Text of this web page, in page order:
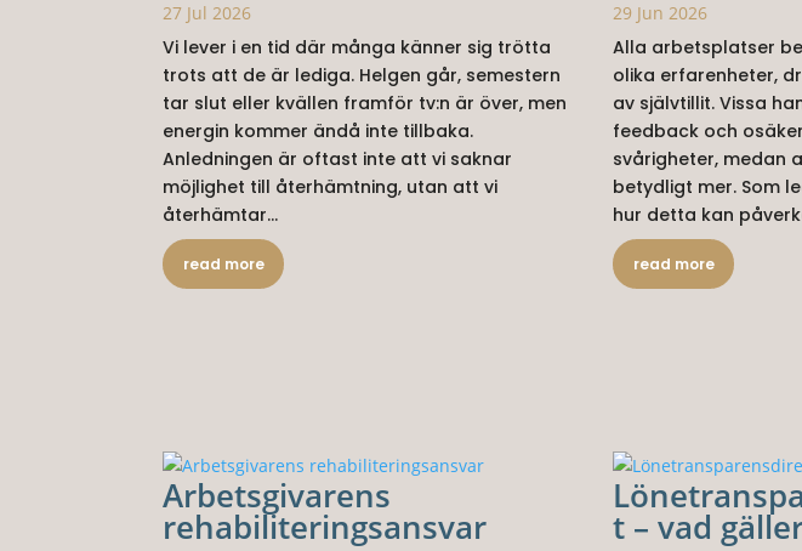
27 Jul 2026
Vi lever i en tid där många känner sig trötta
trots att de är lediga. Helgen går, semestern
tar slut eller kvällen framför tv:n är över, men
energin kommer ändå inte tillbaka.
Anledningen är oftast inte att vi saknar
möjlighet till återhämtning, utan att vi
återhämtar...
read more
29 Jun 2026
Alla arbetsplatser
olika erfarenheter,
av självtillit. Vissa
feedback och
svårigheter, medan
betydligt mer. Som
hur detta kan
read more
Arbetsgivarens
rehabiliteringsansvar t – vad